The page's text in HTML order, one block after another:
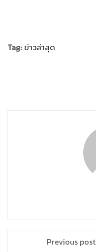
Tag: ข่าวล่าสุด
Previous post